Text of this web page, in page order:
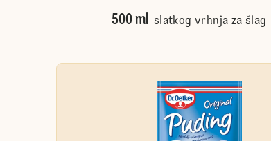
500 ml slatkog vrhnja za šlag